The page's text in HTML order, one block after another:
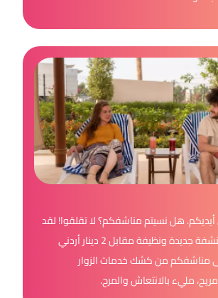
أيديكم. هل نسيتم مناشفكم؟ لا تقلقوا! لقد
قمنا بتأمينكم بمنشفة جديدة ونظيفة مقابل 2 دينار أردني
مناشفكم من كشك خدمات الزوار
مليء بالانتعاش والمرح.